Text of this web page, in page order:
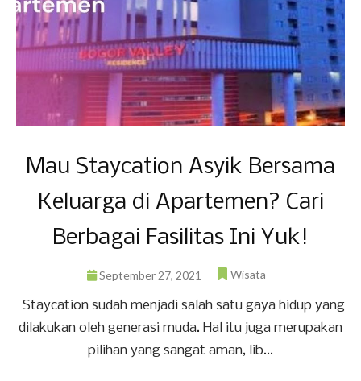
Mau Staycation Asyik Bersama
Keluarga di Apartemen? Cari
Berbagai Fasilitas Ini Yuk!
September 27, 2021 Wisata
Staycation sudah menjadi salah satu gaya hidup yang
dilakukan oleh generasi muda. Hal itu juga merupakan
pilihan yang sangat aman, lib...